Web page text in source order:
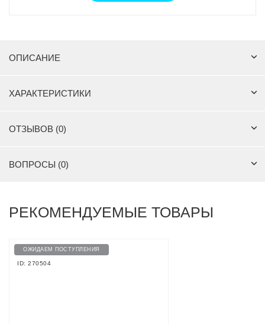
ОПИСАНИЕ
ХАРАКТЕРИСТИКИ
ОТЗЫВОВ (0)
ВОПРОСЫ (0)
РЕКОМЕНДУЕМЫЕ ТОВАРЫ
ОЖИДАЕМ ПОСТУПЛЕНИЯ
ID: 270504